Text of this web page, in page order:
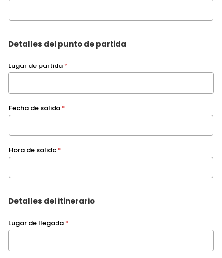
Detalles del punto de partida
Lugar de partida *
Fecha de salida *
Hora de salida *
Detalles del itinerario
Lugar de llegada *